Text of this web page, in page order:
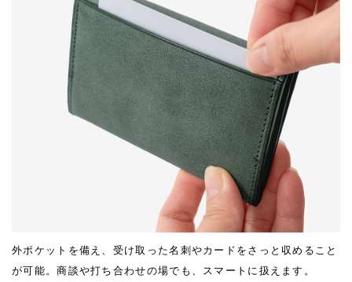
外ポケットを備え、受け取った名刺やカードをさっと収めること
が可能。商談や打ち合わせの場でも、スマートに扱えます。